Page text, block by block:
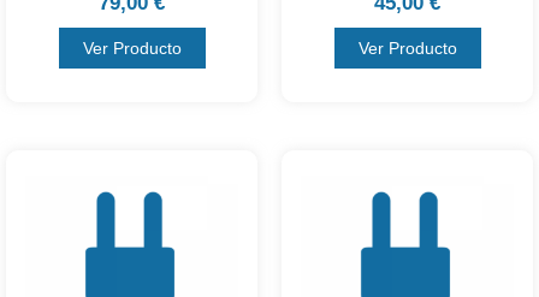
Ver Producto Ver Producto